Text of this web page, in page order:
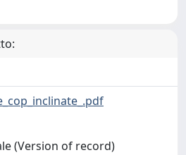
(Version of record)